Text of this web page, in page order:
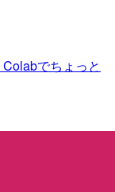
でちょっと